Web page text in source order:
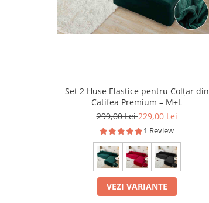
Set 2 Huse Elastice pentru Colțar din
Catifea Premium – M+L
299,00 Lei229,00 Lei
1 Review
VEZI VARIANTE